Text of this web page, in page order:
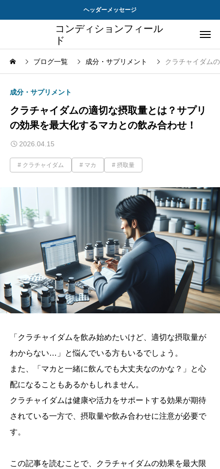
ヘッダーメッセージ
コンディションフィール
ド
ブログ一覧 成分・サプリメント クラチャイダム
成分・サプリメント
クラチャイダムの適切な摂取量とは？サプリ
の効果を最大化するマカとの飲み合わせ！
2026.04.15
クラチャイダム マカ 摂取量
「クラチャイダムを飲み始めたいけど、適切な摂取量が
わからない…」と悩んでいる方もいるでしょう。
また、「マカと一緒に飲んでも大丈夫なのかな？」と心
配になることもあるかもしれません。
クラチャイダムは健康や活力をサポートする効果が期待
されている一方で、摂取量や飲み合わせに注意が必要で
す。
この記事を読むことで、クラチャイダムの効果を最大限